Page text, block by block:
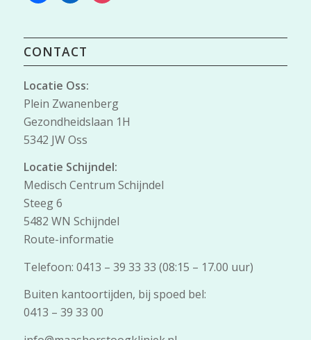
CONTACT
Locatie Oss:
Plein Zwanenberg
Gezondheidslaan 1H
5342 JW Oss
Locatie Schijndel:
Medisch Centrum Schijndel
Steeg 6
5482 WN Schijndel
Route-informatie
Telefoon: 0413 – 39 33 33 (08:15 – 17.00 uur)
Buiten kantoortijden, bij spoed bel:
0413 – 39 33 00